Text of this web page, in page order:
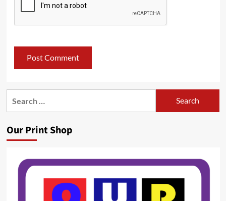
Our Print Shop